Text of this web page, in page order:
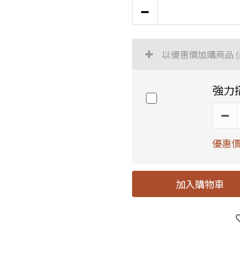
以優惠價加購商品
強力
優惠
加入購物車